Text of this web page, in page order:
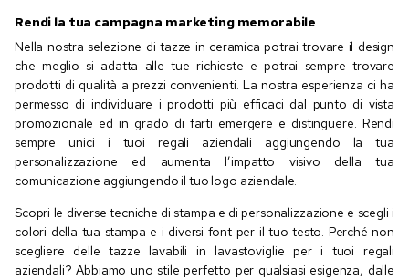
Rendi la tua campagna marketing memorabile
Nella nostra selezione di tazze in ceramica potrai trovare il design
che meglio si adatta alle tue richieste e potrai sempre trovare
prodotti di qualità a prezzi convenienti. La nostra esperienza ci ha
permesso di individuare i prodotti più efficaci dal punto di vista
promozionale ed in grado di farti emergere e distinguere. Rendi
sempre unici i tuoi regali aziendali aggiungendo la tua
personalizzazione ed aumenta l’impatto visivo della tua
comunicazione aggiungendo il tuo logo aziendale.
Scopri le diverse tecniche di stampa e di personalizzazione e scegli i
colori della tua stampa e i diversi font per il tuo testo. Perché non
scegliere delle tazze lavabili in lavastoviglie per i tuoi regali
aziendali? Abbiamo uno stile perfetto per qualsiasi esigenza, dalle